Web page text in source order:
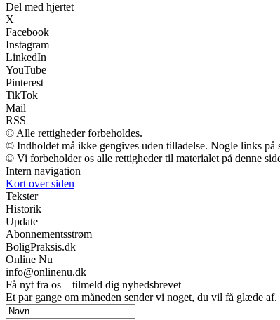
Del med hjertet
X
Facebook
Instagram
LinkedIn
YouTube
Pinterest
TikTok
Mail
RSS
© Alle rettigheder forbeholdes.
© Indholdet må ikke gengives uden tilladelse. Nogle links på
© Vi forbeholder os alle rettigheder til materialet på denne
Intern navigation
Kort over siden
Tekster
Historik
Update
Abonnementsstrøm
BoligPraksis.dk
Online Nu
info@onlinenu.dk
Få nyt fra os – tilmeld dig nyhedsbrevet
Et par gange om måneden sender vi noget, du vil få glæde af.